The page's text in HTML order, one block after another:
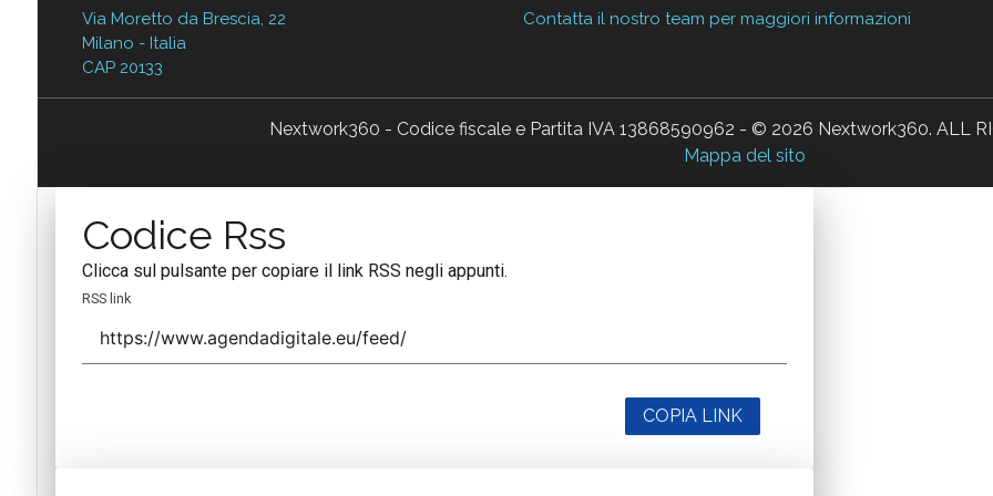
Via Moretto da Brescia, 22
Milano - Italia
CAP 20133
Contatta il nostro team per maggiori informazioni
Nextwork360 - Codice fiscale e Partita IVA 13868590962 - © 2026 Nextwork360. ALL
Mappa del sito
Codice Rss
Clicca sul pulsante per copiare il link RSS negli appunti.
RSS link
COPIA LINK